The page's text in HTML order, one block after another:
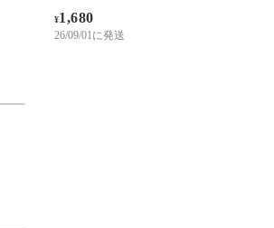
¥1,680
26/09/01に発送